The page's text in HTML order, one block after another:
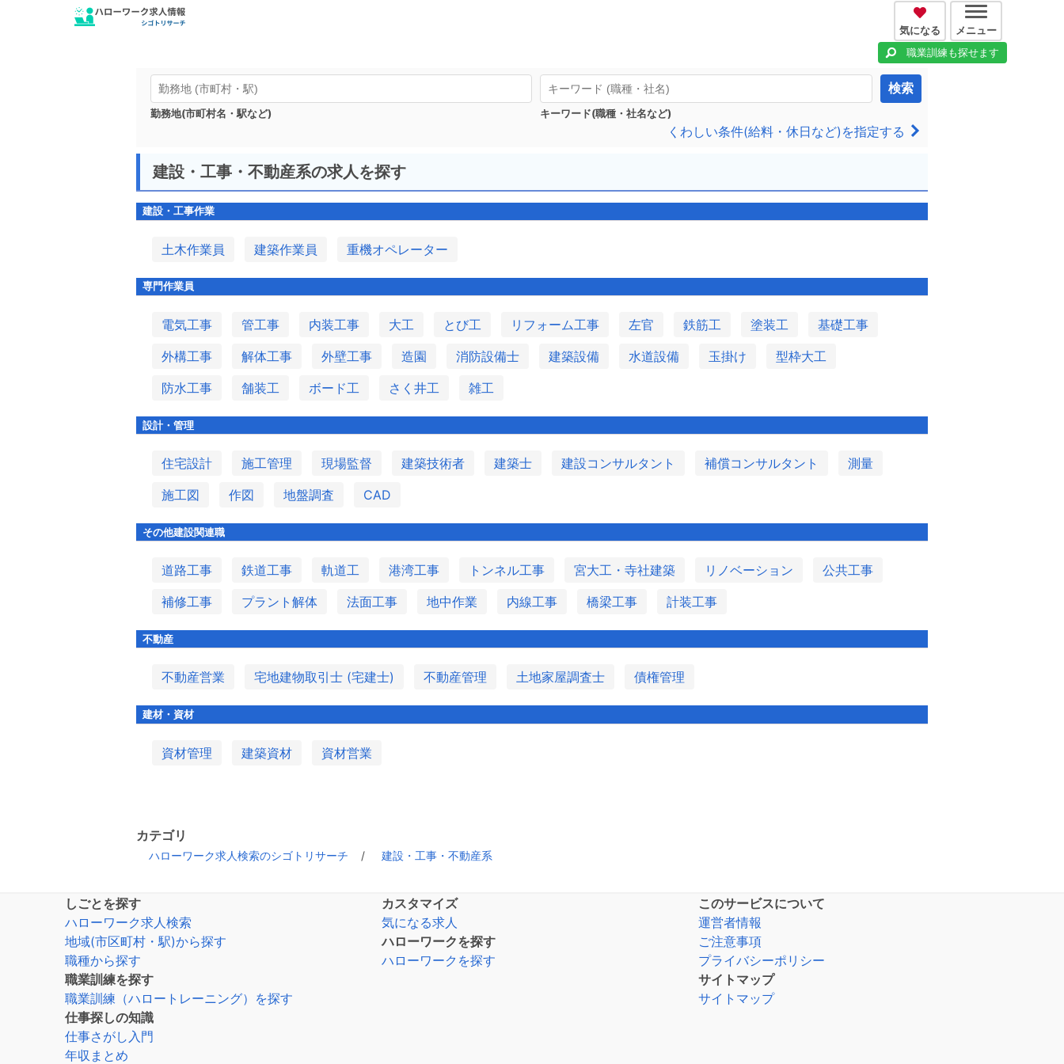
気になる メニュー
職業訓練も探せます
勤務地(市町村名・駅など) キーワード(職種・社名など)
検索
くわしい条件(給料・休日など)を指定する
建設・工事・不動産系の求人を探す
建設・工事作業
土木作業員 建築作業員 重機オペレーター
専門作業員
電気工事 管工事 内装工事 大工 とび工 リフォーム工事 左官 鉄筋工 塗装工
基礎工事
外構工事
解体工事 外壁工事 造園 消防設備士 建築設備 水道設備 玉掛け
型枠大工
防水工事
舗装工 ボード工 さく井工 雑工
設計・管理
住宅設計 施工管理 現場監督 建築技術者 建築士 建設コンサルタント 補償コンサルタント
測量
施工図
作図 地盤調査 CAD
その他建設関連職
道路工事 鉄道工事 軌道工 港湾工事 トンネル工事 宮大工・寺社建築 リノベーション
公共工事
補修工事
プラント解体 法面工事 地中作業 内線工事 橋梁工事 計装工事
不動産
不動産営業 宅地建物取引士 (宅建士) 不動産管理 土地家屋調査士 債権管理
建材・資材
資材管理 建築資材 資材営業
カテゴリ
ハローワーク求人検索のシゴトリサーチ 建設・工事・不動産系
しごとを探す
ハローワーク求人検索
地域(市区町村・駅)から探す
職種から探す
職業訓練を探す
職業訓練（ハロートレーニング）を探す
仕事探しの知識
仕事さがし入門
年収まとめ
カスタマイズ
気になる求人
ハローワークを探す
ハローワークを探す
このサービスについて
運営者情報
ご注意事項
プライバシーポリシー
サイトマップ
サイトマップ